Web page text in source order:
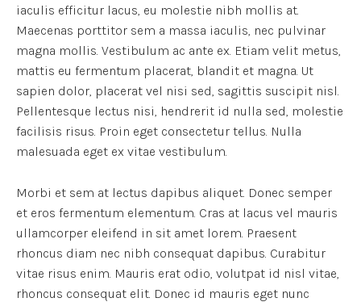
iaculis efficitur lacus, eu molestie nibh mollis at.
Maecenas porttitor sem a massa iaculis, nec pulvinar
magna mollis. Vestibulum ac ante ex. Etiam velit metus,
mattis eu fermentum placerat, blandit et magna. Ut
sapien dolor, placerat vel nisi sed, sagittis suscipit nisl.
Pellentesque lectus nisi, hendrerit id nulla sed, molestie
facilisis risus. Proin eget consectetur tellus. Nulla
malesuada eget ex vitae vestibulum.
Morbi et sem at lectus dapibus aliquet. Donec semper
et eros fermentum elementum. Cras at lacus vel mauris
ullamcorper eleifend in sit amet lorem. Praesent
rhoncus diam nec nibh consequat dapibus. Curabitur
vitae risus enim. Mauris erat odio, volutpat id nisl vitae,
rhoncus consequat elit. Donec id mauris eget nunc